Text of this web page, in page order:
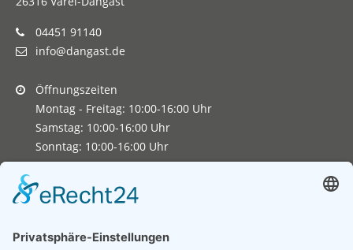
04451 91140
info@dangast.de
Öffnungszeiten
Montag - Freitag: 10:00-16:00 Uhr
Samstag: 10:00-16:00 Uhr
Sonntag: 10:00-16:00 Uhr